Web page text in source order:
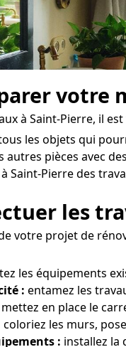
votre
à Saint-Pierre, il
les objets qui
autres pièces avec
Saint-Pierre des
les
votre projet de
les équipements
: entamez les
mettez en place le
coloriez les murs,
: installez la